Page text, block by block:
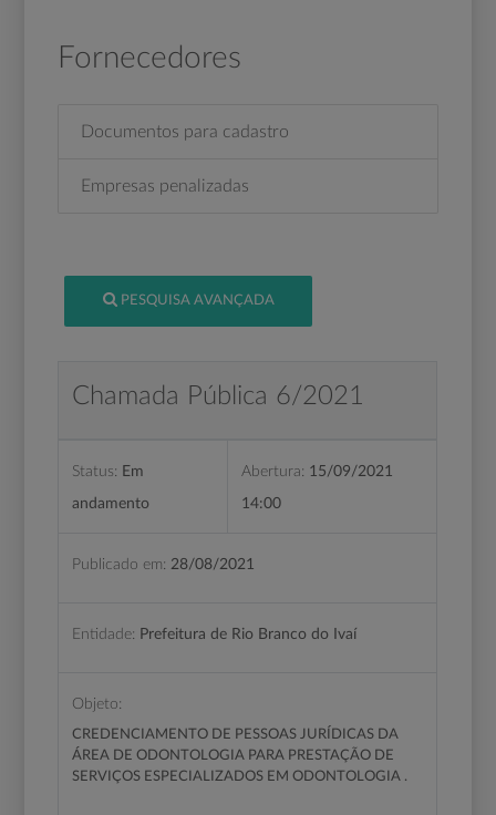
Fornecedores
Documentos para cadastro
Empresas penalizadas
PESQUISA AVANÇADA
Chamada Pública 6/2021
Status: Em
andamento
Abertura: 15/09/2021
14:00
Publicado em: 28/08/2021
Entidade: Prefeitura de Rio Branco do Ivaí
Objeto:
CREDENCIAMENTO DE PESSOAS JURÍDICAS DA
ÁREA DE ODONTOLOGIA PARA PRESTAÇÃO DE
SERVIÇOS ESPECIALIZADOS EM ODONTOLOGIA .